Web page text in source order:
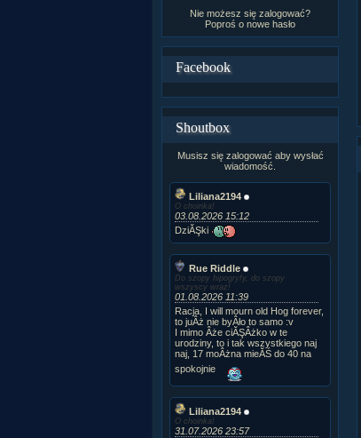
Nie możesz się zalogować?
Poproś o nowe hasło
Facebook
Shoutbox
Musisz się zalogować aby wysłać
wiadomość.
Liliana2194
O choinka!
03.08.2026 15:12
DziĂŞki
Rue Riddle
Do szopy hipogryfy, do szopy
wszyscy wraz!
01.08.2026 11:39
Racja, I will mourn old Hog forever,
to juÂż nie byÂło to samo :v
I mimo Âże ciĂŞÂżko w te
urodziny, to i tak wszystkiego naj
naj, 17 moÂżna mieĂŚ do 40 na
spokojnie
Liliana2194
O choinka!
31.07.2026 23:57